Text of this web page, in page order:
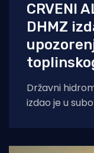
CRVENI
DHMZ
Državni
izdao je u